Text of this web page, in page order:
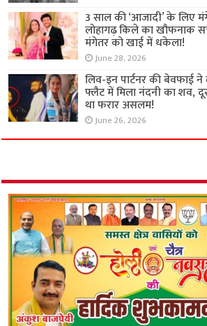
3 साल की ‘आजादी’ के लिए
लोहागढ़ किले का खौफनाक
मंगेतर को खाई में धकेला!
June 28, 2026
लिव-इन पार्टनर की बेवफाई
फ्लैट में मिला नंदनी का शव,
था फरार असलम!
June 26, 2026